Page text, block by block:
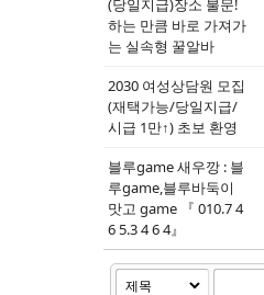
(당일지급)장소 불문!
하는 만큼 바로 가져가
는 실속형 꿀알바
2030 여성상담원 모집
(재택가능/당일지급/
시급 1만↑) 초보 환영
블루game 새우깡 : 블
루game,블루바­둑­이
맛고 game 『 010.7 4
6 5.3 4 6 4』